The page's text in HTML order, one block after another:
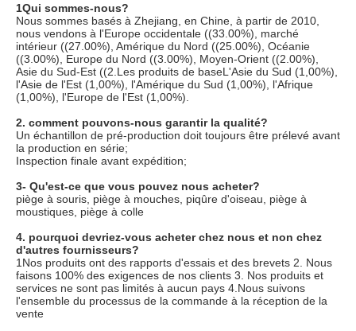
1Qui sommes-nous?
Nous sommes basés à Zhejiang, en Chine, à partir de 2010,
nous vendons à l'Europe occidentale ((33.00%), marché
intérieur ((27.00%), Amérique du Nord ((25.00%), Océanie
((3.00%), Europe du Nord ((3.00%), Moyen-Orient ((2.00%),
Asie du Sud-Est ((2.Les produits de baseL'Asie du Sud (1,00%),
l'Asie de l'Est (1,00%), l'Amérique du Sud (1,00%), l'Afrique
(1,00%), l'Europe de l'Est (1,00%).
2. comment pouvons-nous garantir la qualité?
Un échantillon de pré-production doit toujours être prélevé avant
la production en série;
Inspection finale avant expédition;
3- Qu'est-ce que vous pouvez nous acheter?
piège à souris, piège à mouches, piqûre d'oiseau, piège à
moustiques, piège à colle
4. pourquoi devriez-vous acheter chez nous et non chez
d'autres fournisseurs?
1Nos produits ont des rapports d'essais et des brevets 2. Nous
faisons 100% des exigences de nos clients 3. Nos produits et
services ne sont pas limités à aucun pays 4.Nous suivons
l'ensemble du processus de la commande à la réception de la
vente